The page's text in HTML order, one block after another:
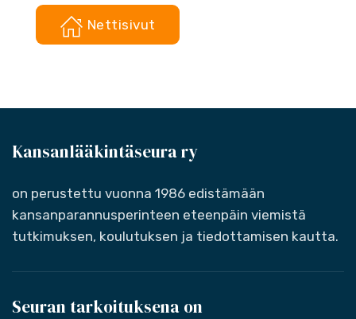
Nettisivut
Kansanlääkintäseura ry
on perustettu vuonna 1986 edistämään
kansanparannusperinteen eteenpäin viemistä
tutkimuksen, koulutuksen ja tiedottamisen kautta.
Seuran tarkoituksena on